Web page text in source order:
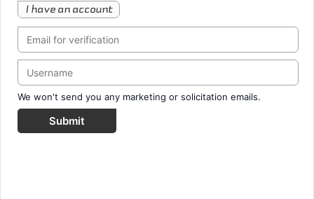
I have an account
We won't send you any marketing or solicitation emails.
Submit